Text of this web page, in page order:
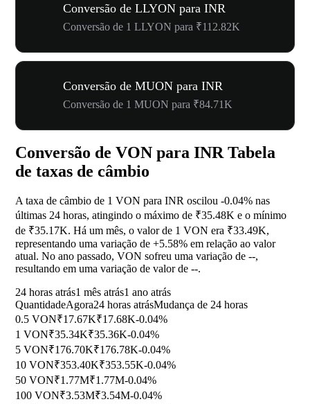
Conversão de LLYON para INR
Conversão de 1 LLYON para ₹112.82K
Conversão de MUON para INR
Conversão de 1 MUON para ₹84.71K
Conversão de VON para INR Tabela
de taxas de câmbio
A taxa de câmbio de 1 VON para INR oscilou -0.04% nas
últimas 24 horas, atingindo o máximo de ₹35.48K e o mínimo
de ₹35.17K. Há um mês, o valor de 1 VON era ₹33.49K,
representando uma variação de +5.58% em relação ao valor
atual. No ano passado, VON sofreu uma variação de --,
resultando em uma variação de valor de --.
24 horas atrás1 mês atrás1 ano atrás
QuantidadeAgora24 horas atrásMudança de 24 horas
0.5 VON₹17.67K₹17.68K-0.04%
1 VON₹35.34K₹35.36K-0.04%
5 VON₹176.70K₹176.78K-0.04%
10 VON₹353.40K₹353.55K-0.04%
50 VON₹1.77M₹1.77M-0.04%
100 VON₹3.53M₹3.54M-0.04%